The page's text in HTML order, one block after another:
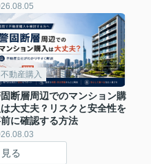
不動産購入
断層周辺でのマンション購
大丈夫？リスクと安全性を
に確認する方法
る